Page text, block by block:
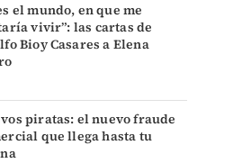
el mundo, en que me
vivir”: las cartas de
Bioy Casares a Elena
piratas: el nuevo fraude
que llega hasta tu